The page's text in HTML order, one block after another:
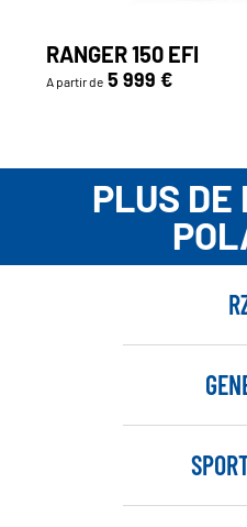
RANGER 150 EFI
A partir de 5 999 €
PLUS DE